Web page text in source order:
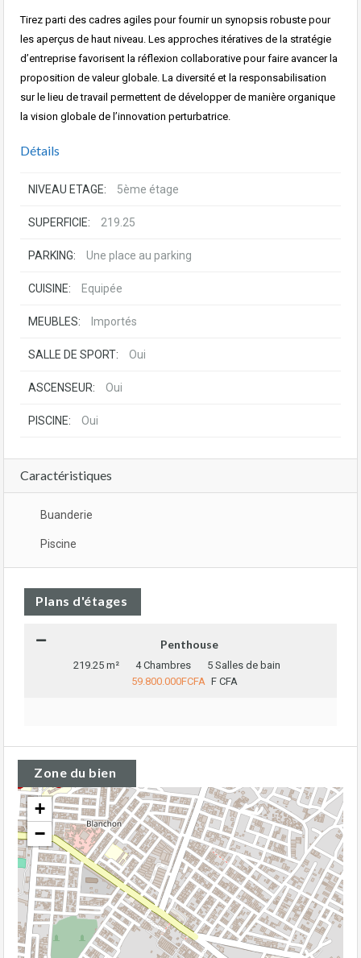
Tirez parti des cadres agiles pour fournir un synopsis robuste pour
les aperçus de haut niveau. Les approches itératives de la stratégie
d’entreprise favorisent la réflexion collaborative pour faire avancer la
proposition de valeur globale. La diversité et la responsabilisation
sur le lieu de travail permettent de développer de manière organique
la vision globale de l’innovation perturbatrice.
Détails
NIVEAU ETAGE: 5ème étage
SUPERFICIE: 219.25
PARKING: Une place au parking
CUISINE: Equipée
MEUBLES: Importés
SALLE DE SPORT: Oui
ASCENSEUR: Oui
PISCINE: Oui
Caractéristiques
Buanderie
Piscine
Plans d'étages
Penthouse
219.25 m² 4 Chambres
5 Salles de bain
59.800.000FCFA F CFA
Zone du bien
+
−